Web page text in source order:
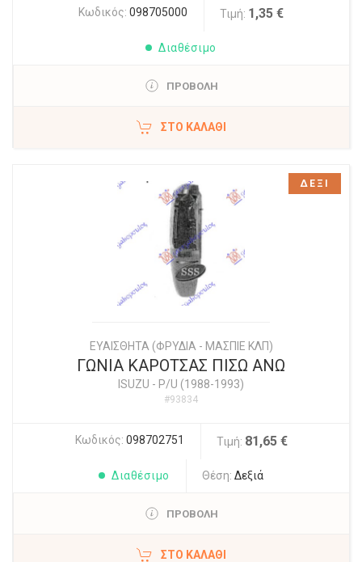
Κωδικός: 098705000 Τιμή: 1,35 €
Διαθέσιμο
ΠΡΟΒΟΛΗ
ΣΤΟ ΚΑΛΆΘΙ
ΕΥΑΙΣΘΗΤΑ (ΦΡΥΔΙΑ - ΜΑΣΠΙΕ ΚΛΠ)
ΓΩΝΙΑ ΚΑΡΟΤΣΑΣ ΠΙΣΩ ΑΝΩ
ISUZU - P/U (1988-1993)
#93834
Κωδικός: 098702751 Τιμή: 81,65 €
Διαθέσιμο Θέση: Δεξιά
ΠΡΟΒΟΛΗ
ΣΤΟ ΚΑΛΆΘΙ
ΔΕΞΙ